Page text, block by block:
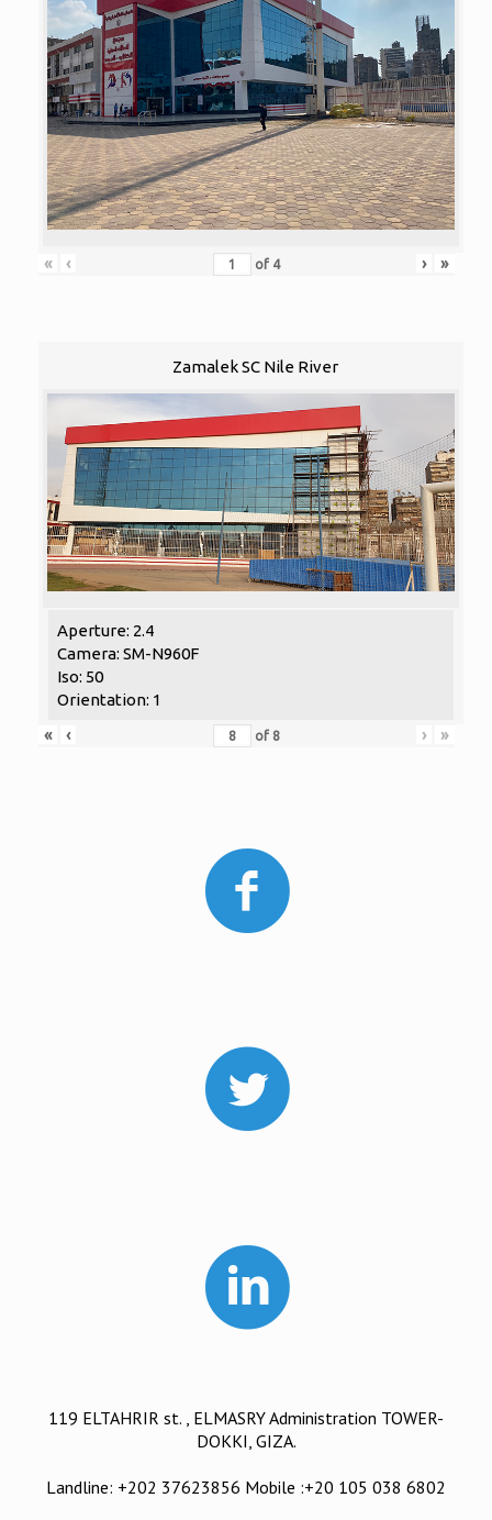
« ‹ of 4 › »
Zamalek SC Nile River
Aperture: 2.4
Camera: SM-N960F
Iso: 50
Orientation: 1
«
‹ of 8 › »
119 ELTAHRIR st. , ELMASRY Administration TOWER-
DOKKI, GIZA.
Landline: +202 37623856 Mobile :+20 105 038 6802